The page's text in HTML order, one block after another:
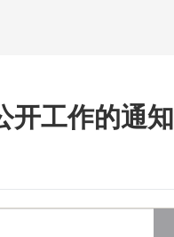
开工作的通知